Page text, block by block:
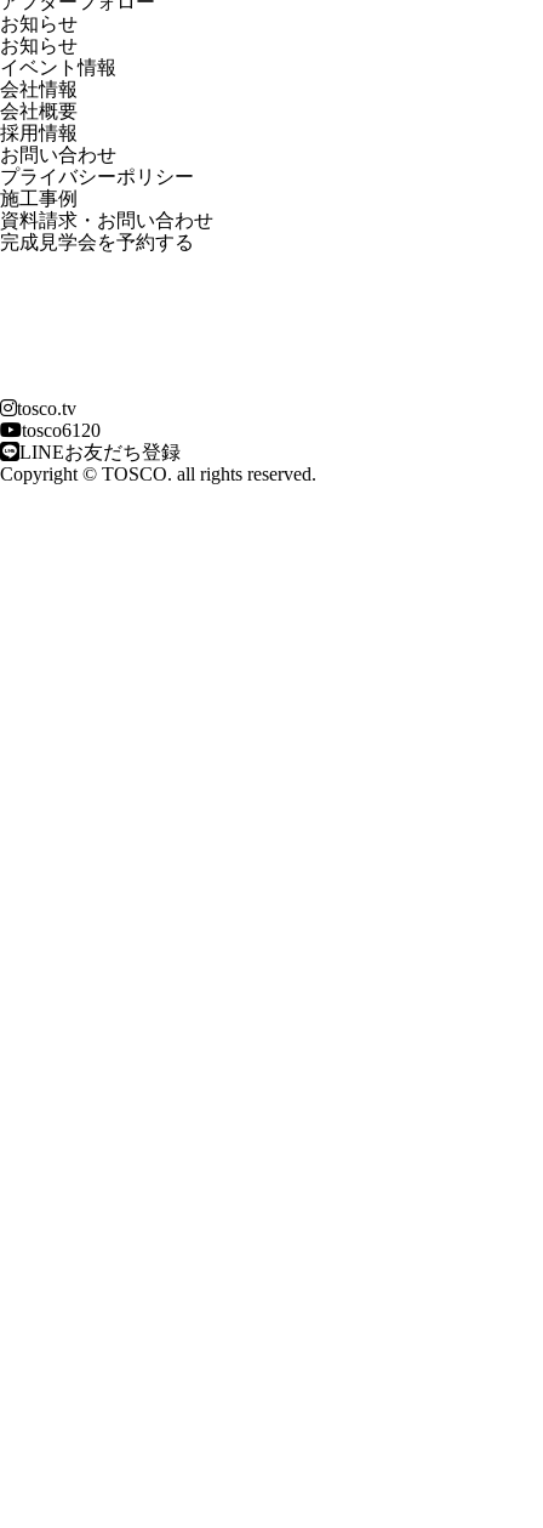
お知らせ
お知らせ
イベント情報
会社情報
会社概要
採用情報
お問い合わせ
プライバシーポリシー
施工事例
資料請求・お問い合わせ
完成見学会を予約する
tosco.tv
tosco6120
LINEお友だち登録
Copyright © TOSCO. all rights reserved.